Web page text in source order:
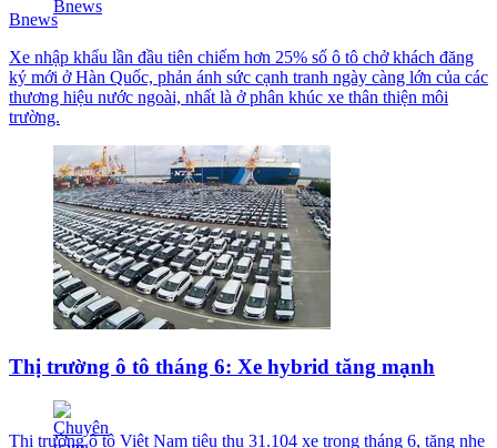
Bnews
Xe nhập khẩu lần đầu tiên chiếm hơn 25% số ô tô chở khách đăng
ký mới ở Hàn Quốc, phản ánh sức cạnh tranh ngày càng lớn của các
thương hiệu nước ngoài, nhất là ở phân khúc xe thân thiện môi
trường.
Thị trường ô tô tháng 6: Xe hybrid tăng mạnh
Thị trường ô tô Việt Nam tiêu thụ 31.104 xe trong tháng 6, tăng nhẹ